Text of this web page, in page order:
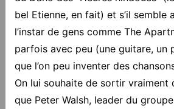
bel Etienne, en fait) et s’il semble
l’instar de gens comme The
parfois avec peu (une guitare, un
que l’on peu inventer des
On lui souhaite de sortir vraiment
que Peter Walsh, leader du